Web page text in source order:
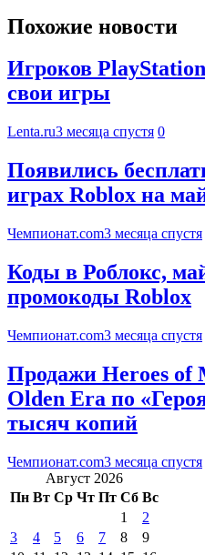
Похожие новости
Игроков
свои игры
Lenta.ru3 месяца спустя 0
Появились
играх Roblox на
Чемпионат.com3 месяца спустя
Коды в Роблокс,
промокоды Roblox
Чемпионат.com3 месяца спустя
Продажи Heroes of
Olden Era по
тысяч копий
Чемпионат.com3 месяца спустя
Август 2026
Пн Вт Ср Чт Пт Сб Вс
1
2
3
4 5 6 7 8
9